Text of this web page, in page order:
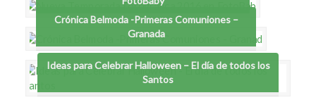
Crónica Belmoda -Primeras Comuniones –
Granada
Ideas para Celebrar Halloween – El día de todos los
Santos